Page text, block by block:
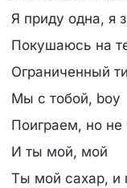
Я приду одна, я
Покушаюсь на
Ограниченный
Мы с тобой, boy
Поиграем, но не
И ты мой, мой
Ты мой сахар, и